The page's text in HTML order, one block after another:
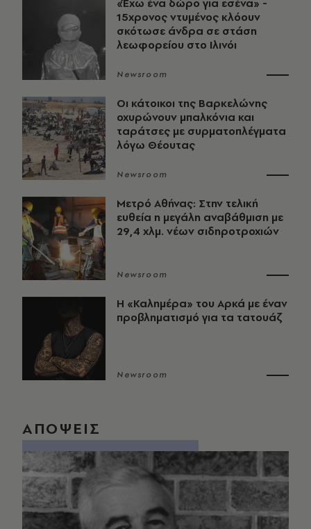
«Έχω ένα δώρο για εσένα» -
15χρονος ντυμένος κλόουν
σκότωσε άνδρα σε στάση
λεωφορείου στο Ιλινόι
Newsroom
Οι κάτοικοι της Βαρκελώνης
οχυρώνουν μπαλκόνια και
ταράτσες με συρματοπλέγματα
λόγω Θέουτας
Newsroom
Μετρό Αθήνας: Στην τελική
ευθεία η μεγάλη αναβάθμιση με
29,4 χλμ. νέων σιδηροτροχιών
Newsroom
Η «Καλημέρα» του Αρκά με έναν
προβληματισμό για τα τατουάζ
Newsroom
ΑΠΟΨΕΙΣ